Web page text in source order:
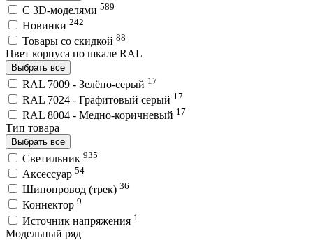
C 3D-моделями 589
Новинки 242
Товары со скидкой 88
Цвет корпуса по шкале RAL
Выбрать все
RAL 7009 - Зелёно-серый 17
RAL 7024 - Графитовый серый 17
RAL 8004 - Медно-коричневый 17
Тип товара
Выбрать все
Светильник 935
Аксессуар 54
Шинопровод (трек) 36
Коннектор 9
Источник напряжения 1
Модельный ряд